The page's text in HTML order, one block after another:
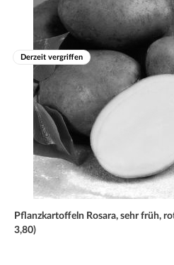
Derzeit vergriffen
Pflanzkartoffeln Rosara, sehr früh,
3,80)